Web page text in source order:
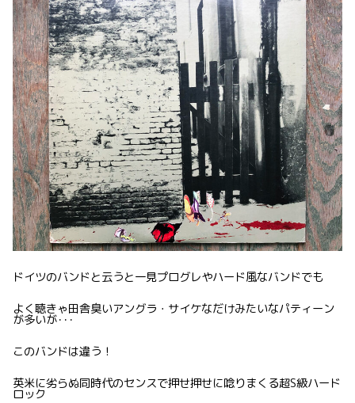
ドイツのバンドと云うと一見プログレやハード風なバンドでも
よく聴きゃ田舎臭いアングラ・サイケなだけみたいなパティーン
が多いが･･･
このバンドは違う！
英米に劣らぬ同時代のセンスで押せ押せに唸りまくる超S級ハード
ロック